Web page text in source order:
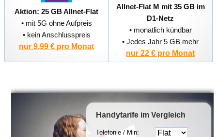
Aktion: 25 GB Allnet-Flat
• mit 5G ohne Aufpreis
• kein Anschlusspreis
nur 9,99 € pro Monat
Allnet-Flat M mit 35 GB im
D1-Netz
• monatlich kündbar
• Jedes Jahr 5 GB mehr
nur 22 € pro Monat
Handytarife im Vergleich
Telefonie / Min: